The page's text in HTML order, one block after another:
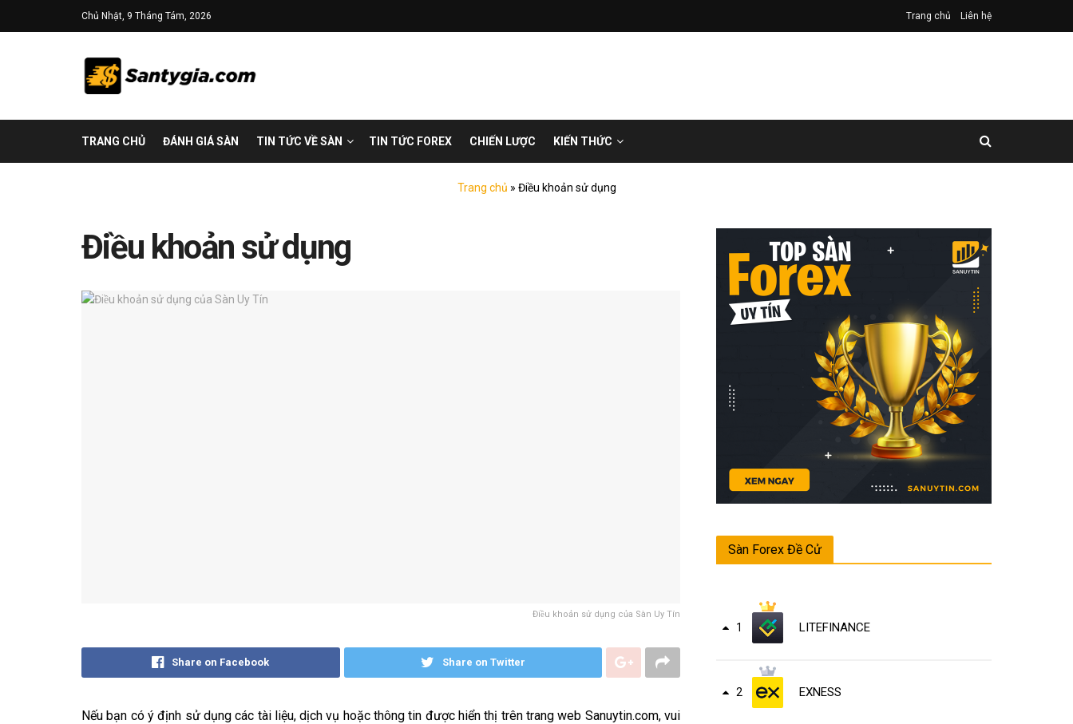
Chủ Nhật, 9 Tháng Tám, 2026 Trang chủ Liên hệ
TRANG CHỦ ĐÁNH GIÁ SÀN TIN TỨC VỀ SÀN TIN TỨC FOREX CHIẾN LƯỢC KIẾN THỨC
Trang chủ » Điều khoản sử dụng
Điều khoản sử dụng
Điều khoản sử dụng của Sàn Uy Tín
Share on Facebook Share on Twitter
Nếu bạn có ý định sử dụng các tài liệu, dịch vụ hoặc thông tin được hiển thị trên trang web Sanuytin.com, vui
Sàn Forex Đề Cử
1 LITEFINANCE
2 EXNESS